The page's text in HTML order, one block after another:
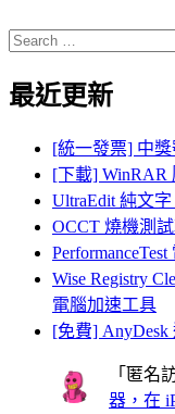
Search
for:
最近更新
[統一發票] 中獎
[下載] WinRAR
UltraEdit 純文
OCCT 燒機測
Wise Registry
電腦加速工具
[免費] AnyDesk
「 匿名
器，在